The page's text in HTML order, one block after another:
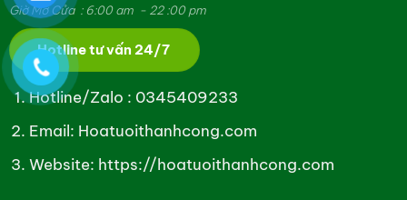
Giờ Mở Cửa : 6:00 am - 22 :00 pm
Hotline tư vấn 24/7
Hotline/Zalo : 0345409233
Email: Hoatuoithanhcong.com
Website: https://hoatuoithanhcong.com